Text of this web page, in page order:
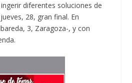
diferentes soluciones de
28, gran final. En
3, Zaragoza-, y con